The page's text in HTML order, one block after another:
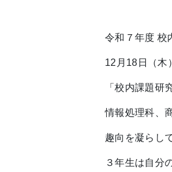
令和７年度 校
12月18日（木）
「校内課題研
情報処理科、
趣向を凝らし
３年生は自分